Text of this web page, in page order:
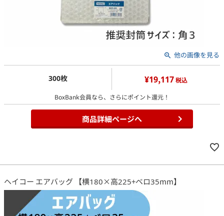
他の画像を見る
300枚 ¥19,117税込
BoxBank会員なら、さらにポイント還元！
商品詳細ページへ
ヘイコー エアバッグ 【横180×高225+ベロ35mm】